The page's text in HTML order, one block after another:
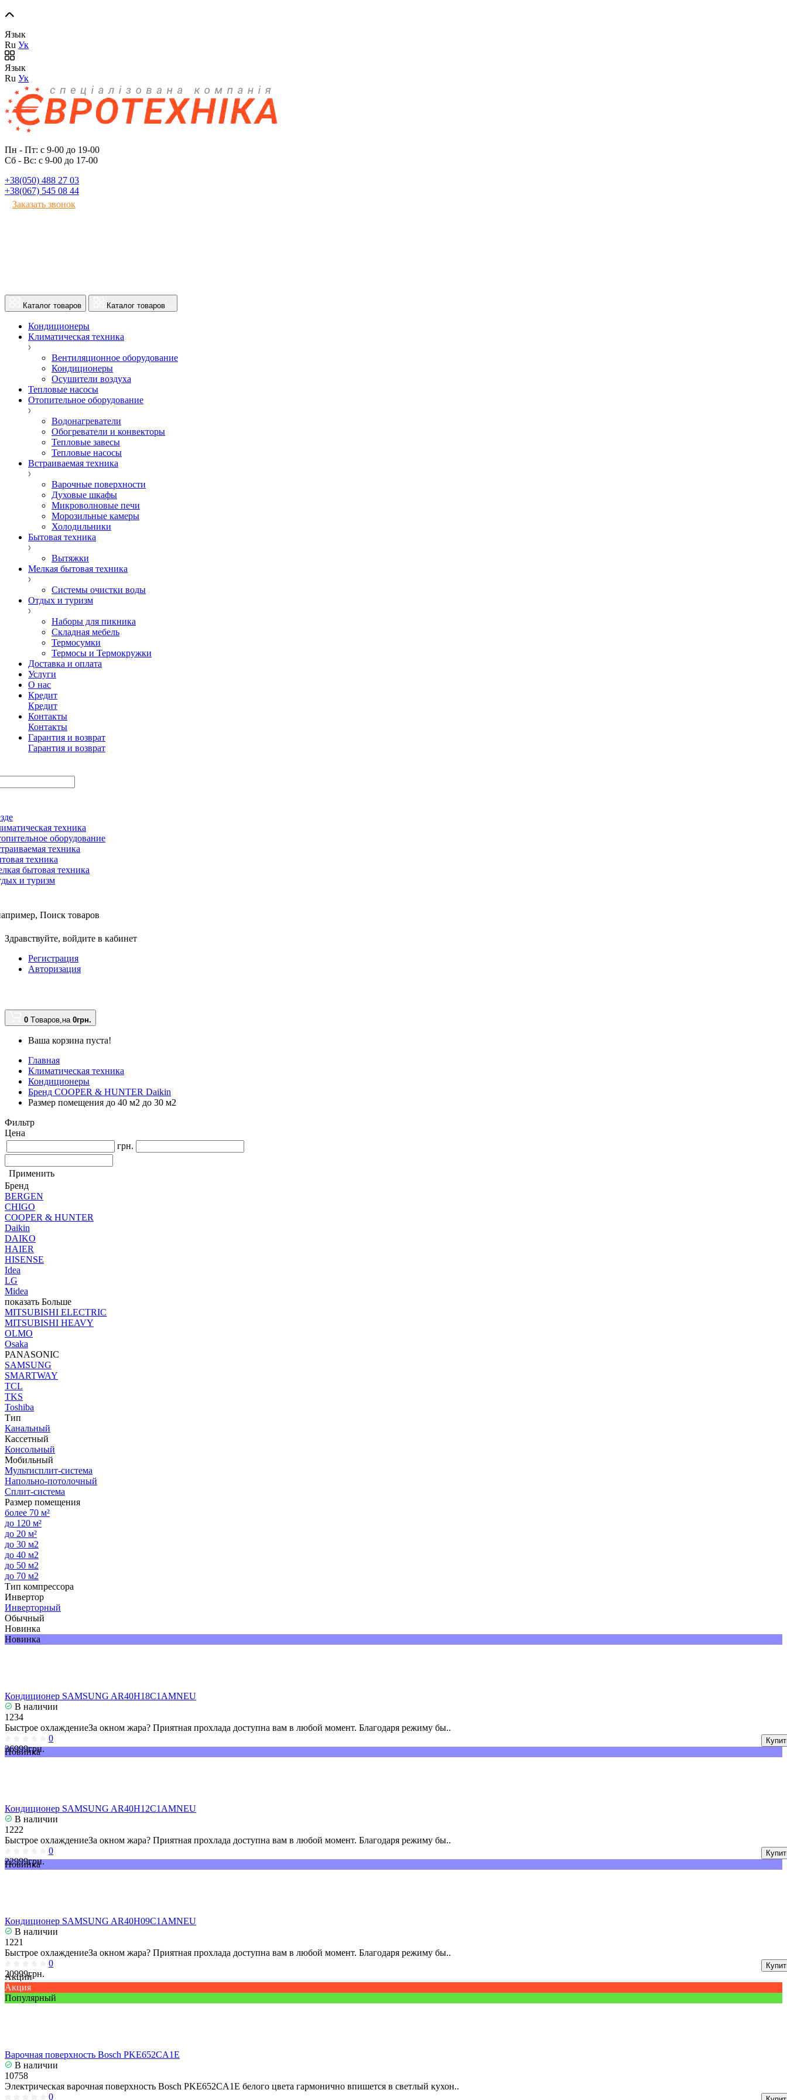
Язык
Ru Ук
Язык
Ru Ук
Пн - Пт: с 9-00 до 19-00
Сб - Вс: с 9-00 до 17-00
+38(050) 488 27 03
+38(067) 545 08 44
Заказать звонок
Каталог товаров Каталог товаров
Кондиционеры
Климатическая техника
Вентиляционное оборудование
Кондиционеры
Осушители воздуха
Тепловые насосы
Отопительное оборудование
Водонагреватели
Обогреватели и конвекторы
Тепловые завесы
Тепловые насосы
Встраиваемая техника
Варочные поверхности
Духовые шкафы
Микроволновые печи
Морозильные камеры
Холодильники
Бытовая техника
Вытяжки
Мелкая бытовая техника
Системы очистки воды
Отдых и туризм
Наборы для пикника
Складная мебель
Термосумки
Термосы и Термокружки
Доставка и оплата
Услуги
О нас
Кредит
Кредит
Контакты
Контакты
Гарантия и возврат
Гарантия и возврат
техника
оборудование
техника
техника
бытовая техника
и туризм
Поиск товаров
Здравствуйте, войдите в кабинет
Регистрация
Авторизация
0 Tоваров,на 0грн.
Ваша корзина пуста!
Главная
Климатическая техника
Кондиционеры
Бренд COOPER & HUNTER Daikin
Размер помещения до 40 м2 до 30 м2
Фильтр
Цена
грн.
Применить
Бренд
BERGEN
CHIGO
COOPER & HUNTER
Daikin
DAIKO
HAIER
HISENSE
Idea
LG
Midea
показать Больше
MITSUBISHI ELECTRIC
MITSUBISHI HEAVY
OLMO
Osaka
PANASONIC
SAMSUNG
SMARTWAY
TCL
TKS
Toshiba
Тип
Канальный
Кассетный
Консольный
Мобильный
Мультисплит-система
Напольно-потолочный
Сплит-система
Размер помещения
более 70 м²
до 120 м²
до 20 м²
до 30 м2
до 40 м2
до 50 м2
до 70 м2
Тип компрессора
Инвертор
Инверторный
Обычный
Новинка
Новинка
Кондиционер SAMSUNG AR40H18C1AMNEU
В наличии
1234
Быстрое охлаждениеЗа окном жара? Приятная прохлада доступна вам в любой момент. Благодаря режиму бы..
0
36999грн.
Новинка
Кондиционер SAMSUNG AR40H12C1AMNEU
В наличии
1222
Быстрое охлаждениеЗа окном жара? Приятная прохлада доступна вам в любой момент. Благодаря режиму бы..
0
22999грн.
Новинка
Кондиционер SAMSUNG AR40H09C1AMNEU
В наличии
1221
Быстрое охлаждениеЗа окном жара? Приятная прохлада доступна вам в любой момент. Благодаря режиму бы..
0
20999грн.
Акции
Акция
Популярный
Варочная поверхность Bosch PKE652CA1E
В наличии
10758
Электрическая варочная поверхность Bosch PKE652CA1E белого цвета гармонично впишется в светлый кухон..
0